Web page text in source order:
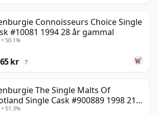
Connoisseurs Choice Single
#10081 1994 28 år gammal
50.1%
kr ?
The Single Malts Of
Single Cask #900889 1998 21
51.3%